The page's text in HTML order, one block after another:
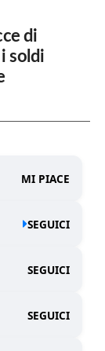
di
soldi
MI PIACE
SEGUICI
SEGUICI
SEGUICI